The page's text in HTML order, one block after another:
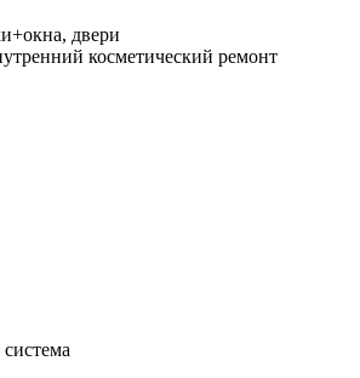
двери
косметический ремонт